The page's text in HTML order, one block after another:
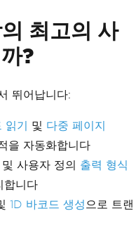
최고의 사
?
뛰어납니다:
기 및 다중 페이지
을 자동화합니다
및 사용자 정의 출력 형식
합니다
1D 바코드 생성으로 트랜